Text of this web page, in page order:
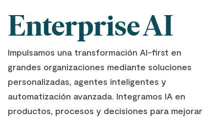
Enterprise AI
Impulsamos una transformación AI-first en
grandes organizaciones mediante soluciones
personalizadas, agentes inteligentes y
automatización avanzada. Integramos IA en
productos, procesos y decisiones para mejorar